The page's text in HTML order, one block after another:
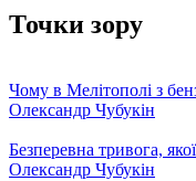
Точки зору
Чому в Мелітополі з
Олександр Чубукін
Безперевна тривога,
Олександр Чубукін